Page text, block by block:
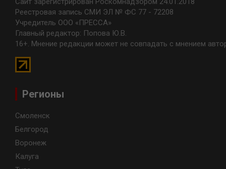
Реестровая запись СМИ ЭЛ № ФС 77 - 72208
Учредитель ООО «ПРЕССА»
Главный редактор: Попова Ю.В.
16+. Мнение редакции может не совпадать с мнением
Регионы
Смоленск
Белгород
Воронеж
Калуга